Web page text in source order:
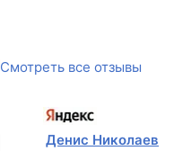
Смотреть все отзывы
Денис Николаев